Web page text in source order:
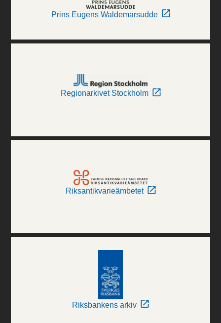
Prins Eugens Waldemarsudde
Regionarkivet Stockholm
Riksantikvarieämbetet
Riksbankens arkiv